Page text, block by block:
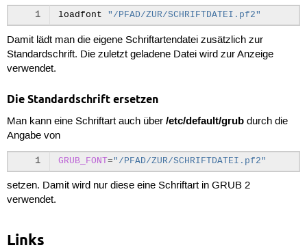
1 loadfont "/PFAD/ZUR/SCHRIFTDATEI.pf2"
Damit lädt man die eigene Schriftartendatei zusätzlich zur
Standardschrift. Die zuletzt geladene Datei wird zur Anzeige
verwendet.
Die Standardschrift ersetzen
Man kann eine Schriftart auch über /etc/default/grubdurch die
Angabe von
1 GRUB_FONT="/PFAD/ZUR/SCHRIFTDATEI.pf2"
setzen. Damit wird nur diese eine Schriftart in GRUB 2
verwendet.
Links